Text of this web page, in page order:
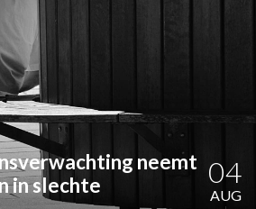
VAKHANDEL
neemt
in slechte
04
AUG